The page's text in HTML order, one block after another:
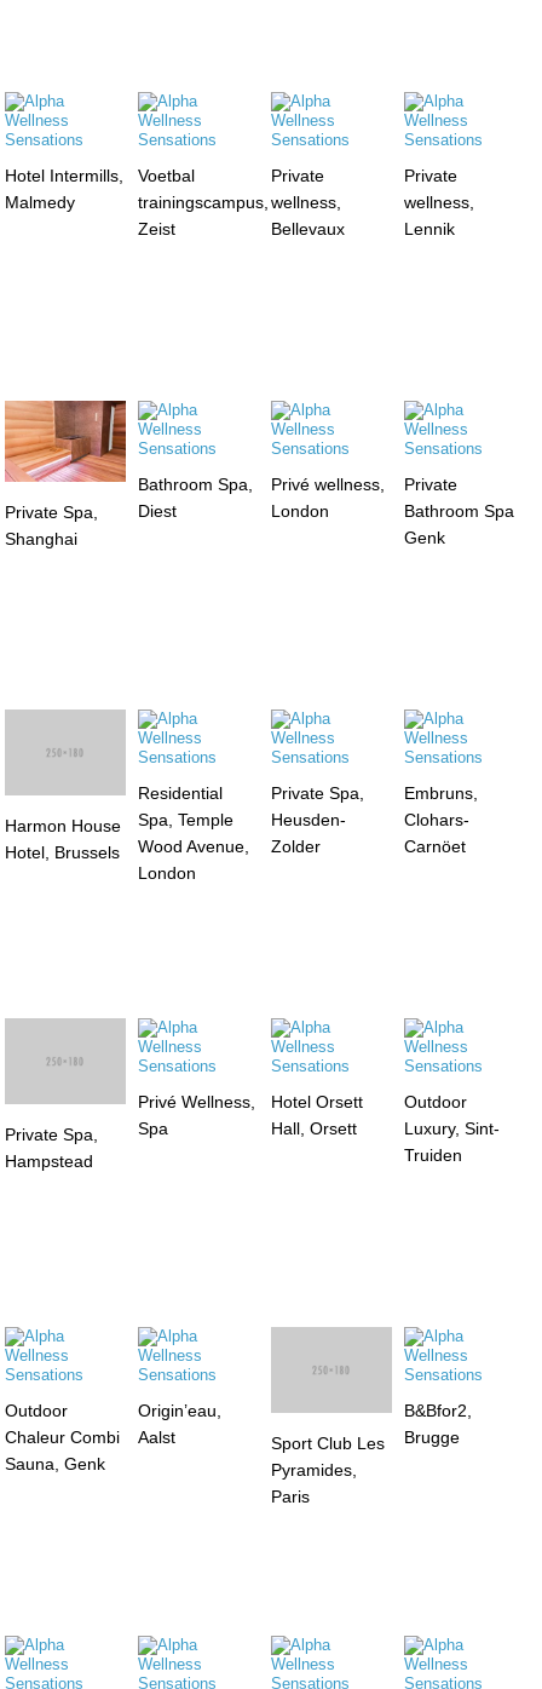
Hotel Intermills,
Malmedy
Voetbal
trainingscampus,
Zeist
Private
wellness,
Bellevaux
Private
wellness,
Lennik
Private Spa,
Shanghai
Bathroom Spa,
Diest
Privé wellness,
London
Private
Bathroom Spa
Genk
Harmon House
Hotel, Brussels
Residential
Spa, Temple
Wood Avenue,
London
Private Spa,
Heusden-
Zolder
Embruns,
Clohars-
Carnöet
Private Spa,
Hampstead
Privé Wellness,
Spa
Hotel Orsett
Hall, Orsett
Outdoor
Luxury, Sint-
Truiden
Outdoor
Chaleur Combi
Sauna, Genk
Origin’eau,
Aalst
Sport Club Les
Pyramides,
Paris
B&Bfor2,
Brugge